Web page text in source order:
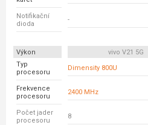
Notifikační
dioda
-
Výkon vivo V21 5G
Typ
procesoru
Dimensity 800U
Frekvence
procesoru
2400 MHz
Počet jader
procesoru
8